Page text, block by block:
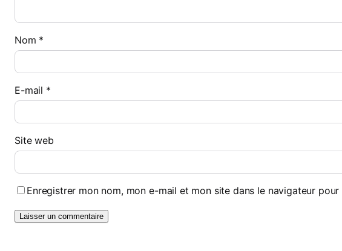
Nom *
E-mail *
Site web
Enregistrer mon nom, mon e-mail et mon site dans le navigateur